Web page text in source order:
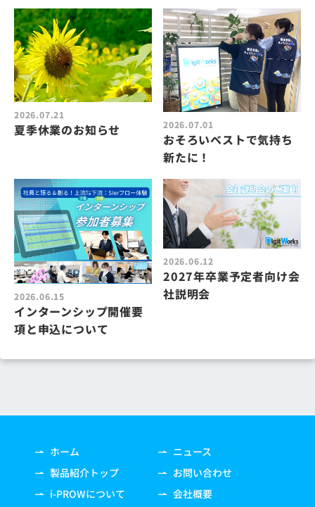
2026.07.21
夏季休業のお知らせ 2026.07.01
おそろいベストで気持ち
新たに！
2026.06.15
インターンシップ開催要
項と申込について
2026.06.12
2027年卒業予定者向け会
社説明会
ホーム
製品紹介トップ
i-PROWについて
ニュース
お問い合わせ
会社概要